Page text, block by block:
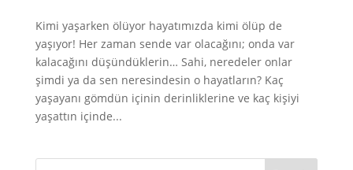
Kimi yaşarken ölüyor hayatımızda kimi ölüp de
yaşıyor! Her zaman sende var olacağını; onda var
kalacağını düşündüklerin… Sahi, neredeler onlar
şimdi ya da sen neresindesin o hayatların? Kaç
yaşayanı gömdün içinin derinliklerine ve kaç kişiyi
yaşattın içinde...